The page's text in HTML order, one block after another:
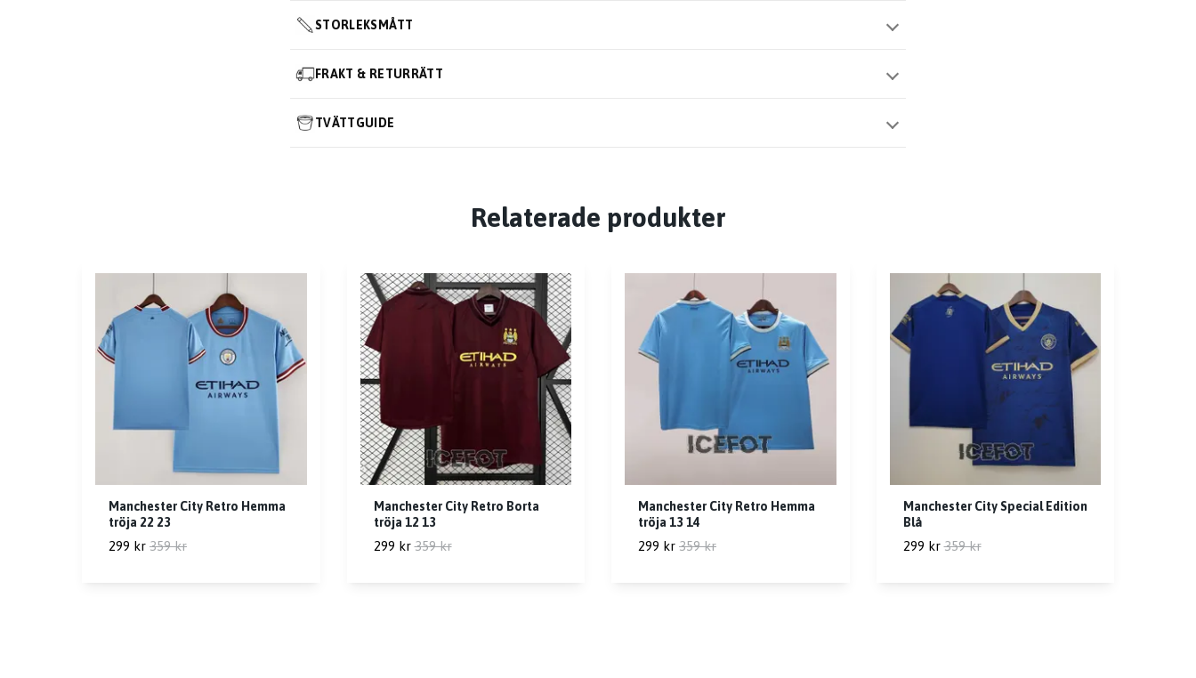
STORLEKSMÅTT
FRAKT & RETURRÄTT
TVÄTTGUIDE
Relaterade produkter
Manchester City Retro Hemma
tröja 22 23
299 kr 359 kr
Manchester City Retro Borta
tröja 12 13
299 kr 359 kr
Manchester City Retro Hemma
tröja 13 14
299 kr 359 kr
Manchester City Special Edition
Blå
299 kr 359 kr